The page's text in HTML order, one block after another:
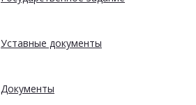
Уставные документы
Документы